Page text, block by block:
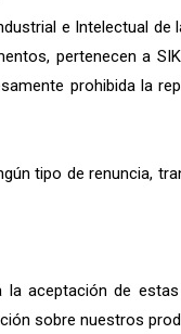
e Intelectual
pertenecen a
prohibida la
tipo de renuncia,
aceptación de
sobre nuestros